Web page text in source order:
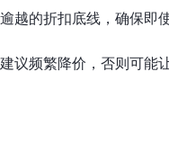
越的折扣底线，确保即
议频繁降价，否则可